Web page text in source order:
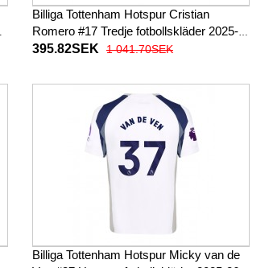
Billiga Tottenham Hotspur Cristian
Romero #17 Tredje fotbollskläder 2025-
26 Kortärmad
395.82SEK 1 041.70SEK
Billiga Tottenham Hotspur Micky van de